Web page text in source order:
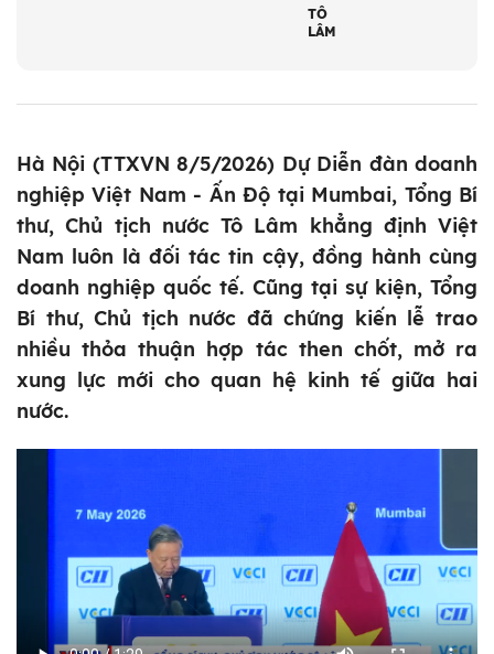
TÔ
LÂM
Hà Nội (TTXVN 8/5/2026) Dự Diễn đàn doanh
nghiệp Việt Nam - Ấn Độ tại Mumbai, Tổng Bí
thư, Chủ tịch nước Tô Lâm khẳng định Việt
Nam luôn là đối tác tin cậy, đồng hành cùng
doanh nghiệp quốc tế. Cũng tại sự kiện, Tổng
Bí thư, Chủ tịch nước đã chứng kiến lễ trao
nhiều thỏa thuận hợp tác then chốt, mở ra
xung lực mới cho quan hệ kinh tế giữa hai
nước.